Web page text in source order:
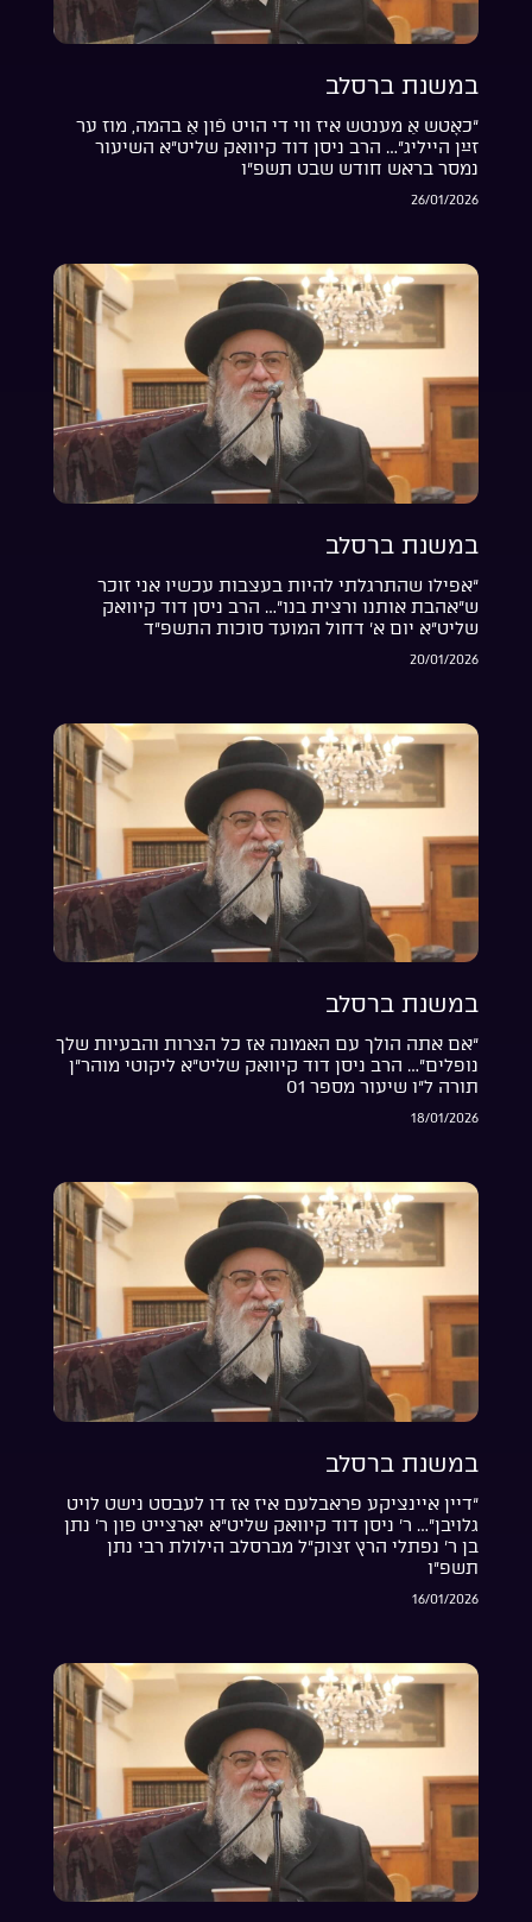
במשנת ברסלב
“כאָטש אַ מענטש איז ווי די הויט פֿון אַ בהמה, מוז ער
זײַן הייליג”… הרב ניסן דוד קיוואק שליט”א השיעור
נמסר בראש חודש שבט תשפ”ו
26/01/2026
במשנת ברסלב
“אפילו שהתרגלתי להיות בעצבות עכשיו אני זוכר
ש”אהבת אותנו ורצית בנו”… הרב ניסן דוד קיוואק
שליט”א יום א’ דחול המועד סוכות התשפ”ד
20/01/2026
במשנת ברסלב
“אם אתה הולך עם האמונה אז כל הצרות והבעיות שלך
נופלים”… הרב ניסן דוד קיוואק שליט”א ליקוטי מוהר”ן
תורה ל”ו שיעור מספר 01
18/01/2026
במשנת ברסלב
“דיין איינציקע פראבלעם איז אז דו לעבסט נישט לויט
גלויבן”… ר’ ניסן דוד קיוואק שליט”א יארצייט פון ר’ נתן
בן ר’ נפתלי הרץ זצוק”ל מברסלב הילולת רבי נתן
תשפ”ו
16/01/2026